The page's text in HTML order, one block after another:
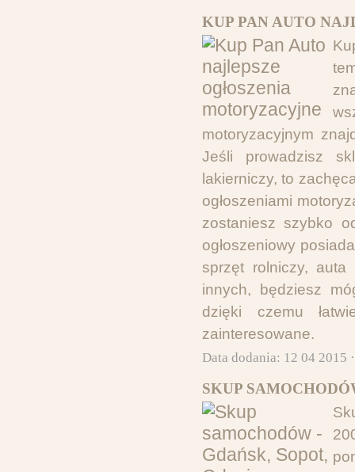
KUP PAN AUTO
motoryzacyjnym
Jeśli prowadzisz
lakierniczy, to
ogłoszeniami
zostaniesz szybko
ogłoszeniowy
sprzęt rolniczy,
innych, będziesz
dzięki czemu
zainteresowane.
Data dodania: 12 04 2015
SKUP